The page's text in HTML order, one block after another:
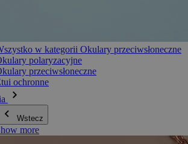
w kategorii Okulary przeciwsłoneczne
polaryzacyjne
przeciwsłoneczne
ochronne
Wstecz
more